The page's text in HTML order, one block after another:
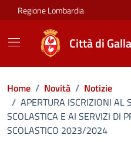
Vai ai contenuti
Vai al footer
Regione Lombardia
Città di
Home / Novità / Notizie
/ APERTURA ISCRIZIONI AL
SCOLASTICA E AI SERVIZI DI
SCOLASTICO 2023/2024